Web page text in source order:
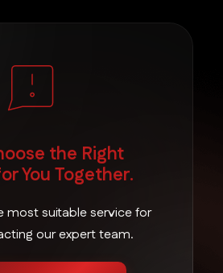
Sistemleri
Pos Sistemleri
Pos Sistemleri
the Right
You Together.
most suitable service for
our expert team.